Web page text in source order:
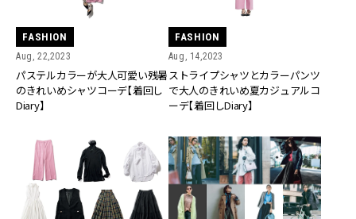
FASHION
Aug, 22,2023
パステルカラーが大人可愛い残暑
のきれいめシャツコーデ【着回し
Diary】
FASHION
Aug, 14,2023
ストライプシャツとカラーパンツ
で大人のきれいめ夏カジュアルコ
ーデ【着回しDiary】